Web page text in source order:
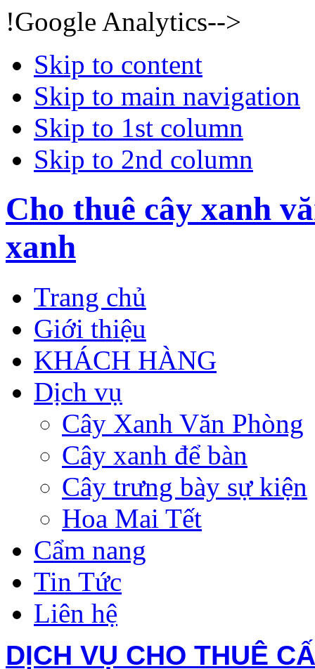
!Google Analytics-->
Skip to content
Skip to main navigation
Skip to 1st column
Skip to 2nd column
Cho thuê cây xanh
xanh
Trang chủ
Giới thiệu
KHÁCH HÀNG
Dịch vụ
Cây Xanh Văn Phòng
Cây xanh để bàn
Cây trưng bày sự kiện
Hoa Mai Tết
Cẩm nang
Tin Tức
Liên hệ
DỊCH VỤ CHO THUÊ